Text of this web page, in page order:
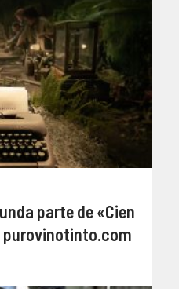
parte de «Cien
purovinotinto.com